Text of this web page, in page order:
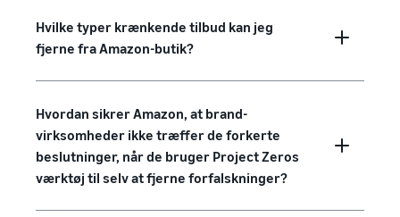
Hvilke typer krænkende tilbud kan jeg
fjerne fra Amazon-butik?
Hvordan sikrer Amazon, at brand-
virksomheder ikke træffer de forkerte
beslutninger, når de bruger Project Zeros
værktøj til selv at fjerne forfalskninger?